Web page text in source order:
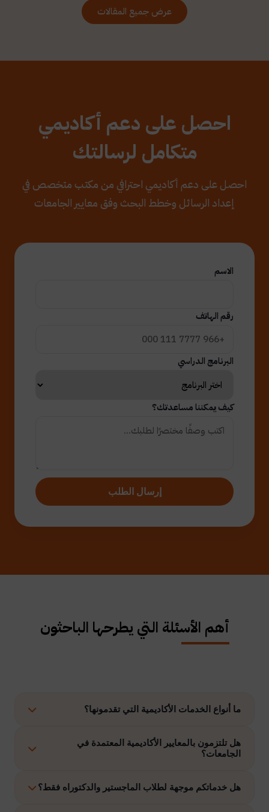
عرض جميع المقالات
احصل على دعم أكاديمي
متكامل لرسالتك
احصل على دعم أكاديمي احترافي من مكتب متخصص في
إعداد الرسائل وخطط البحث وفق معايير الجامعات
الاسم
رقم الهاتف
البرنامج الدراسي
كيف يمكننا مساعدتك؟
إرسال الطلب
أهم الأسئلة التي يطرحها الباحثون
ما أنواع الخدمات الأكاديمية التي تقدمونها؟
نوفر حلولًا متكاملة تشمل إعداد الرسائل العلمية، الاستشارات
الأكاديمية، التحليل الإحصائي، إعداد خطة البحث، نشر الأبحاث،
هل تلتزمون بالمعايير الأكاديمية المعتمدة في
الجامعات؟
نعم، نلتزم بتنفيذ جميع الأعمال وفق ضوابط الدراسات العليا
هل خدماتكم موجهة لطلاب الماجستير والدكتوراه فقط؟